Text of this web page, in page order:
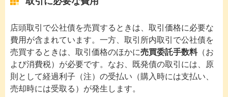
店頭取引で公社債を売買するときは、取引価格に必要な
費用が含まれています。一方、取引所内取引で公社債を
売買するときは、取引価格のほかに売買委託手数料（お
よび消費税）が必要です。なお、既発債の取引には、原
則として経過利子（注）の受払い（購入時には支払い、
売却時には受取る）が発生します。